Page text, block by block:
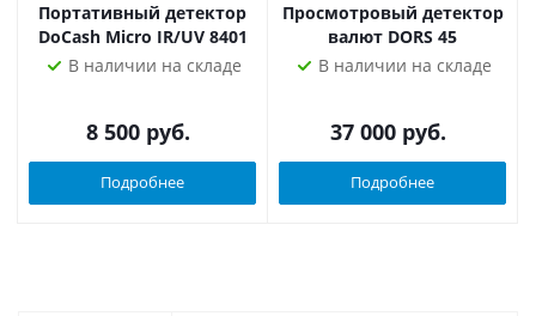
Портативный детектор
DoCash Micro IR/UV 8401
В наличии на складе
8 500 руб.
Подробнее
Просмотровый детектор
валют DORS 45
В наличии на складе
37 000 руб.
Подробнее